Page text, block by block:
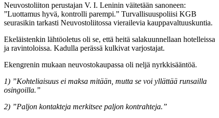
Neuvosto­liiton perustajan V. I. Leninin väitetään sanoneen:
”Luottamus hyvä, kontrolli parempi.” Turvallisuus­poliisi KGB
seurasikin tarkasti Neuvostoliitossa vierailevia kauppavaltuuskuntia.
Ekeläistenkin lähtöoletus oli se, että heitä salakuunnellaan hotelleissa
ja ravintoloissa. Kadulla perässä kulkivat varjostajat.
Ekengrenin mukaan neuvostokaupassa oli neljä nyrkkisääntöä.
1) ”Kohteliaisuus ei maksa mitään, mutta se voi yllättää runsailla
osingoilla.”
2) ”Paljon kontakteja merkitsee paljon kontrahteja.”